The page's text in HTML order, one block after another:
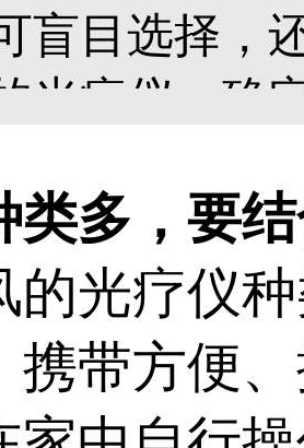
盲目选择，
光疗仪，确
医用照光仪
起效快，安
部位限制;还
发型白癜风
多，要结
的光疗仪
带方便